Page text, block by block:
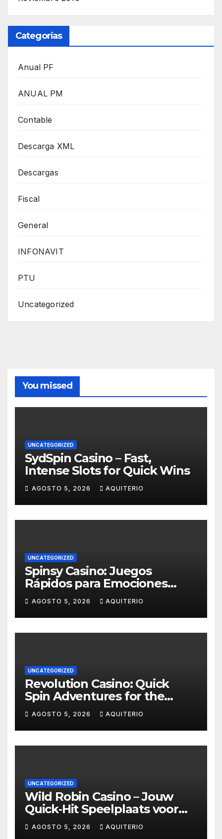
Categorías
Anual PF
ANUAL PM
Contable
Descarga XML
Descargas
Fiscal
General
INFONAVIT
PTU
Uncategorized
You missed
UNCATEGORIZED
SydSpin Casino – Fast,
Intense Slots for Quick Wins
AGOSTO 5, 2026 AQUITERIO
UNCATEGORIZED
Spinsy Casino: Juegos
Rápidos para Emociones
Cotidianas
AGOSTO 5, 2026 AQUITERIO
UNCATEGORIZED
Revolution Casino: Quick
Spin Adventures for the
Intense Gambler
AGOSTO 5, 2026 AQUITERIO
UNCATEGORIZED
Wild Robin Casino – Jouw
Quick‑Hit Speelplaats voor
Snelle Winsten
AGOSTO 5, 2026 AQUITERIO